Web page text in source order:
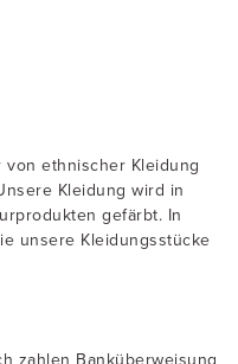
von ethnischer Kleidung
Kleidung wird in
gefärbt. In
unsere Kleidungsstücke
zahlen Banküberweisung